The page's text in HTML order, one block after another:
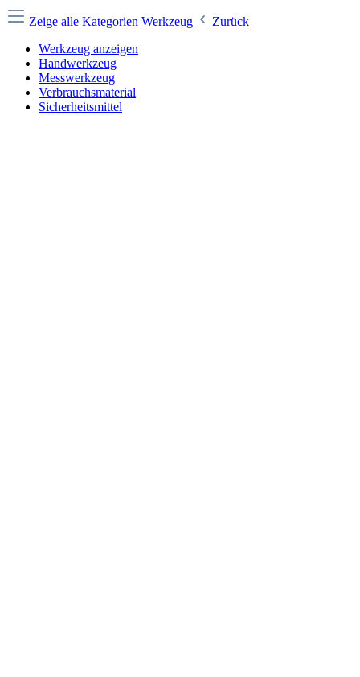
Zeige alle Kategorien Werkzeug
Zurück
Werkzeug anzeigen
Handwerkzeug
Messwerkzeug
Verbrauchsmaterial
Sicherheitsmittel